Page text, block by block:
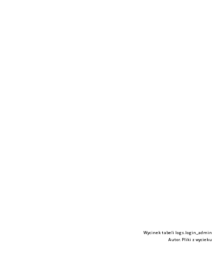
Wycinek tabeli logs.login_admin
Autor. Pliki z wycieku